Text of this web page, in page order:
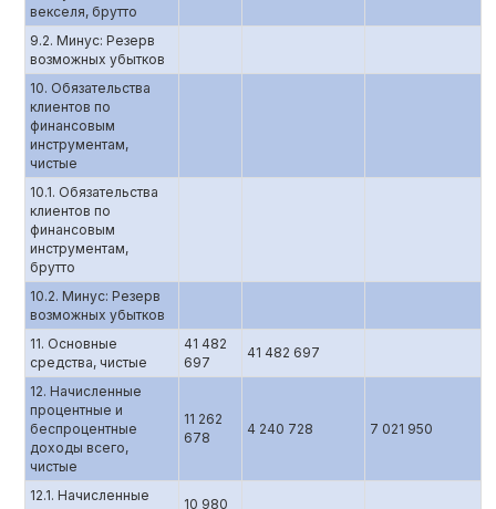
векселя, брутто
9.2. Минус: Резерв
возможных убытков
10. Обязательства
клиентов по
финансовым
инструментам,
чистые
10.1. Обязательства
клиентов по
финансовым
инструментам,
брутто
10.2. Минус: Резерв
возможных убытков
11. Основные
средства, чистые
41 482
697
41 482 697
12. Начисленные
процентные и
беспроцентные
доходы всего,
чистые
11 262
678
4 240 728 7 021 950
12.1. Начисленные
10 980